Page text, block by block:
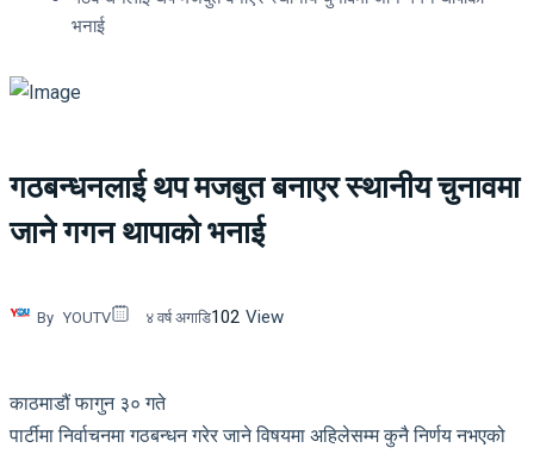
भनाई
गठबन्धनलाई थप मजबुत बनाएर स्थानीय चुनावमा
जाने गगन थापाको भनाई
By YOUTV ४ वर्ष अगाडि102 View
काठमाडौं फागुन ३० गते
पार्टीमा निर्वाचनमा गठबन्धन गरेर जाने विषयमा अहिलेसम्म कुनै निर्णय नभएको